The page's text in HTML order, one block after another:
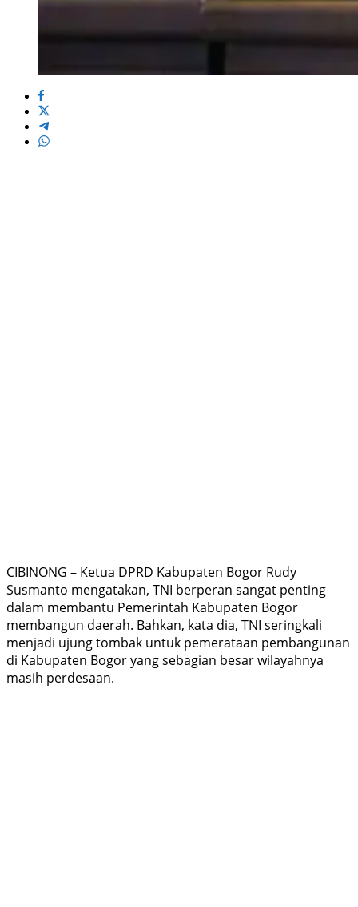
CIBINONG – Ketua DPRD Kabupaten Bogor Rudy
Susmanto mengatakan, TNI berperan sangat penting
dalam membantu Pemerintah Kabupaten Bogor
membangun daerah. Bahkan, kata dia, TNI seringkali
menjadi ujung tombak untuk pemerataan pembangunan
di Kabupaten Bogor yang sebagian besar wilayahnya
masih perdesaan.